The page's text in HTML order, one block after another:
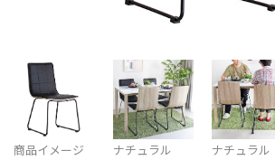
商品イメージ
ナチュラル
ナチュラル